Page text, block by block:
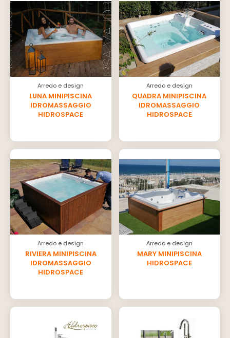
Arredo e design
LUNA MINIPISCINA
IDROMASSAGGIO
HIDROSPACE
Arredo e design
QUADRA MINIPISCINA
IDROMASSAGGIO
HIDROSPACE
Arredo e design
RIVIERA MINIPISCINA
IDROMASSAGGIO
HIDROSPACE
Arredo e design
MARY MINIPISCINA
HIDROSPACE